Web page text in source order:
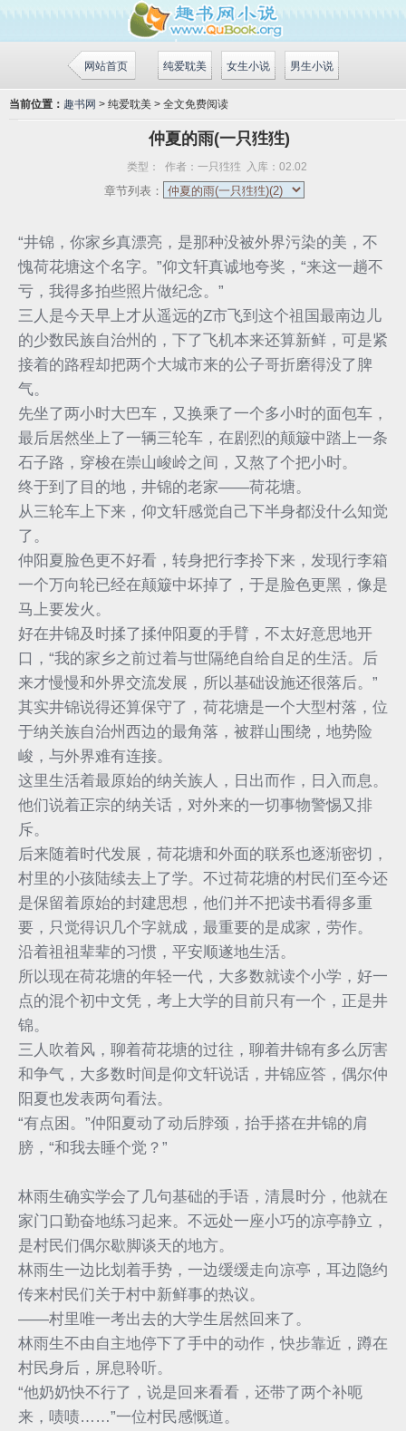
网站首页 男生小说
女生小说
纯爱耽美
当前位置： 趣书网 > 纯爱耽美 > 全文免费阅读
仲夏的雨(一只狌狌)
类型： 作者：一只狌狌 入库：02.02
章节列表：
“井锦，你家乡真漂亮，是那种没被外界污染的美，不
愧荷花塘这个名字。”仰文轩真诚地夸奖，“来这一趟不
亏，我得多拍些照片做纪念。”
三人是今天早上才从遥远的Z市飞到这个祖国最南边儿
的少数民族自治州的，下了飞机本来还算新鲜，可是紧
接着的路程却把两个大城市来的公子哥折磨得没了脾
气。
先坐了两小时大巴车，又换乘了一个多小时的面包车，
最后居然坐上了一辆三轮车，在剧烈的颠簸中踏上一条
石子路，穿梭在崇山峻岭之间，又熬了个把小时。
终于到了目的地，井锦的老家——荷花塘。
从三轮车上下来，仰文轩感觉自己下半身都没什么知觉
了。
仲阳夏脸色更不好看，转身把行李拎下来，发现行李箱
一个万向轮已经在颠簸中坏掉了，于是脸色更黑，像是
马上要发火。
好在井锦及时揉了揉仲阳夏的手臂，不太好意思地开
口，“我的家乡之前过着与世隔绝自给自足的生活。后
来才慢慢和外界交流发展，所以基础设施还很落后。”
其实井锦说得还算保守了，荷花塘是一个大型村落，位
于纳关族自治州西边的最角落，被群山围绕，地势险
峻，与外界难有连接。
这里生活着最原始的纳关族人，日出而作，日入而息。
他们说着正宗的纳关话，对外来的一切事物警惕又排
斥。
后来随着时代发展，荷花塘和外面的联系也逐渐密切，
村里的小孩陆续去上了学。不过荷花塘的村民们至今还
是保留着原始的封建思想，他们并不把读书看得多重
要，只觉得识几个字就成，最重要的是成家，劳作。
沿着祖祖辈辈的习惯，平安顺遂地生活。
所以现在荷花塘的年轻一代，大多数就读个小学，好一
点的混个初中文凭，考上大学的目前只有一个，正是井
锦。
三人吹着风，聊着荷花塘的过往，聊着井锦有多么厉害
和争气，大多数时间是仰文轩说话，井锦应答，偶尔仲
阳夏也发表两句看法。
“有点困。”仲阳夏动了动后脖颈，抬手搭在井锦的肩
膀，“和我去睡个觉？”
林雨生确实学会了几句基础的手语，清晨时分，他就在
家门口勤奋地练习起来。不远处一座小巧的凉亭静立，
是村民们偶尔歇脚谈天的地方。
林雨生一边比划着手势，一边缓缓走向凉亭，耳边隐约
传来村民们关于村中新鲜事的热议。
——村里唯一考出去的大学生居然回来了。
林雨生不由自主地停下了手中的动作，快步靠近，蹲在
村民身后，屏息聆听。
“他奶奶快不行了，说是回来看看，还带了两个补呃
来，啧啧……”一位村民感慨道。